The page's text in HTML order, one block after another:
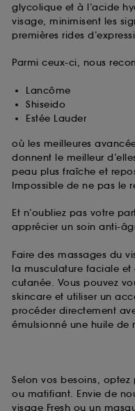
glycolique et à l’acide
visage, minimisent les
premières rides
Parmi ceux-ci, nous
Lancôme
Shiseido
Estée Lauder
où les meilleures
donnent le meilleur
peau plus fraîche et
Impossible de ne pas le
Et n’oubliez pas votre
apprécier un soin anti-
Faire des massages du
la musculature faciale
cutanée. Vous pouvez
skincare et utiliser un
procéder directement
émulsionné une huile de
Selon vos besoins,
ou matifiant. Envie de
visage Fresh ou un